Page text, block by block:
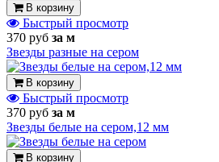
В корзину
Быстрый просмотр
370 руб за м
Звезды разные на сером
В корзину
Быстрый просмотр
370 руб за м
Звезды белые на сером,12 мм
В корзину